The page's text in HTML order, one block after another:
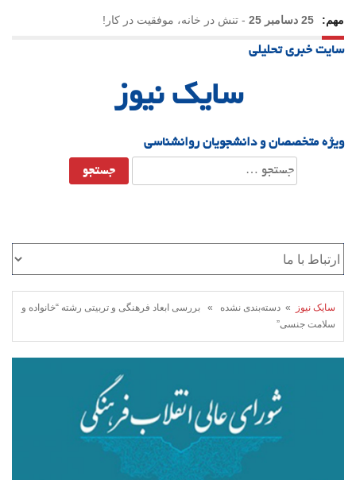
مهم: 25 دسامبر 25 - تنش در خانه، موفقیت در کار!
23 دسامبر 25
-یلدا؛ نماد تاب‌آوری اجتماعی در روزگار دشوار
سایت خبری تحلیلی
سایک نیوز
ویژه متخصصان و دانشجویان روانشناسی
جستجو
برای:
سایک نیوز
» دسته‌بندی نشده » بررسی ابعاد فرهنگی و تربیتی رشته “خانواده و
سلامت جنسی”